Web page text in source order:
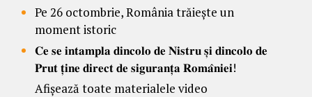
Pe 26 octombrie, România trăiește un
moment istoric
𝐂𝐞 𝐬𝐞 𝐢𝐧𝐭𝐚𝐦𝐩𝐥𝐚 𝐝𝐢𝐧𝐜𝐨𝐥𝐨 𝐝𝐞 𝐍𝐢𝐬𝐭𝐫𝐮 𝐬̦𝐢 𝐝𝐢𝐧𝐜𝐨𝐥𝐨 𝐝𝐞
𝐏𝐫𝐮𝐭 𝐭̦𝐢𝐧𝐞 𝐝𝐢𝐫𝐞𝐜𝐭 𝐝𝐞 𝐬𝐢𝐠𝐮𝐫𝐚𝐧𝐭̦𝐚 𝐑𝐨𝐦𝐚̂𝐧𝐢𝐞𝐢!
Afișează toate materialele video